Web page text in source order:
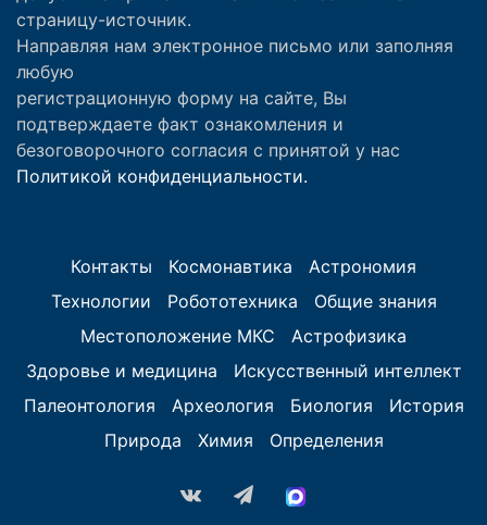
страницу-источник.
Направляя нам электронное письмо или заполняя
любую
регистрационную форму на сайте, Вы
подтверждаете факт ознакомления и
безоговорочного согласия с принятой у нас
Политикой конфиденциальности.
Контакты Космонавтика
Астрономия
Технологии
Робототехника
Общие знания
Местоположение МКС
Астрофизика
Здоровье и медицина
Искусственный интеллект
Палеонтология
Археология Биология
История
Природа
Химия Определения
vk.com Telegram